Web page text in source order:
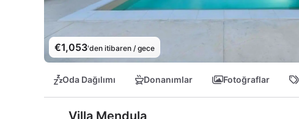
€1,053'den itibaren / gece
Oda Dağılımı Donanımlar Fotoğraflar
Villa Mendula